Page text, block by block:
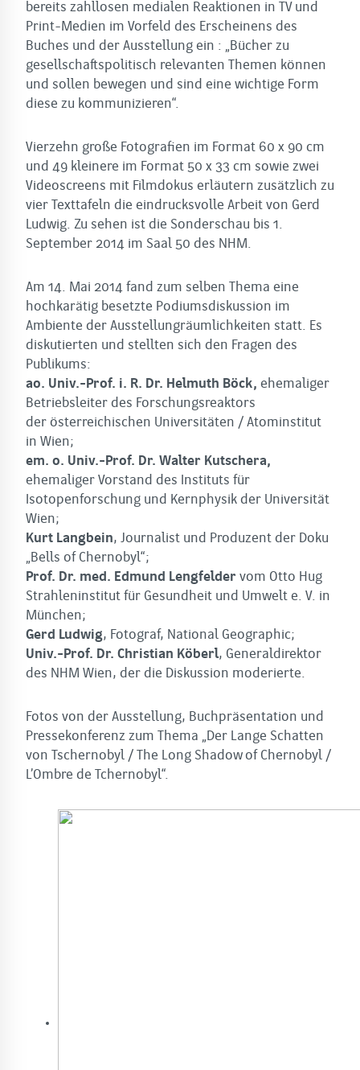
bereits zahllosen medialen Reaktionen in TV und
Print-Medien im Vorfeld des Erscheinens des
Buches und der Ausstellung ein : „Bücher zu
gesellschaftspolitisch relevanten Themen können
und sollen bewegen und sind eine wichtige Form
diese zu kommunizieren“.
Vierzehn große Fotografien im Format 60 x 90 cm
und 49 kleinere im Format 50 x 33 cm sowie zwei
Videoscreens mit Filmdokus erläutern zusätzlich zu
vier Texttafeln die eindrucksvolle Arbeit von Gerd
Ludwig. Zu sehen ist die Sonderschau bis 1.
September 2014 im Saal 50 des NHM.
Am 14. Mai 2014 fand zum selben Thema eine
hochkarätig besetzte Podiumsdiskussion im
Ambiente der Ausstellungräumlichkeiten statt. Es
diskutierten und stellten sich den Fragen des
Publikums:
ao. Univ.-Prof. i. R. Dr. Helmuth Böck, ehemaliger
Betriebsleiter des Forschungsreaktors
der österreichischen Universitäten / Atominstitut
in Wien;
em. o. Univ.-Prof. Dr. Walter Kutschera,
ehemaliger Vorstand des Instituts für
Isotopenforschung und Kernphysik der Universität
Wien;
Kurt Langbein, Journalist und Produzent der Doku
„Bells of Chernobyl“;
Prof. Dr. med. Edmund Lengfelder vom Otto Hug
Strahleninstitut für Gesundheit und Umwelt e. V. in
München;
Gerd Ludwig, Fotograf, National Geographic;
Univ.-Prof. Dr. Christian Köberl, Generaldirektor
des NHM Wien, der die Diskussion moderierte.
Fotos von der Ausstellung, Buchpräsentation und
Pressekonferenz zum Thema „Der Lange Schatten
von Tschernobyl / The Long Shadow of Chernobyl /
L’Ombre de Tchernobyl“.